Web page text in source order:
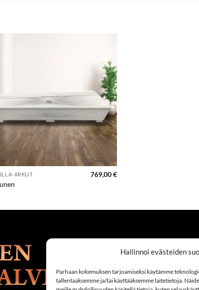
Hallinnoi evästeiden
Parhaan kokemuksen tarjoamiseksi käytämme
tallentaaksemme ja/tai käyttääksemme laitetietoja.
ARKUT 769,00€